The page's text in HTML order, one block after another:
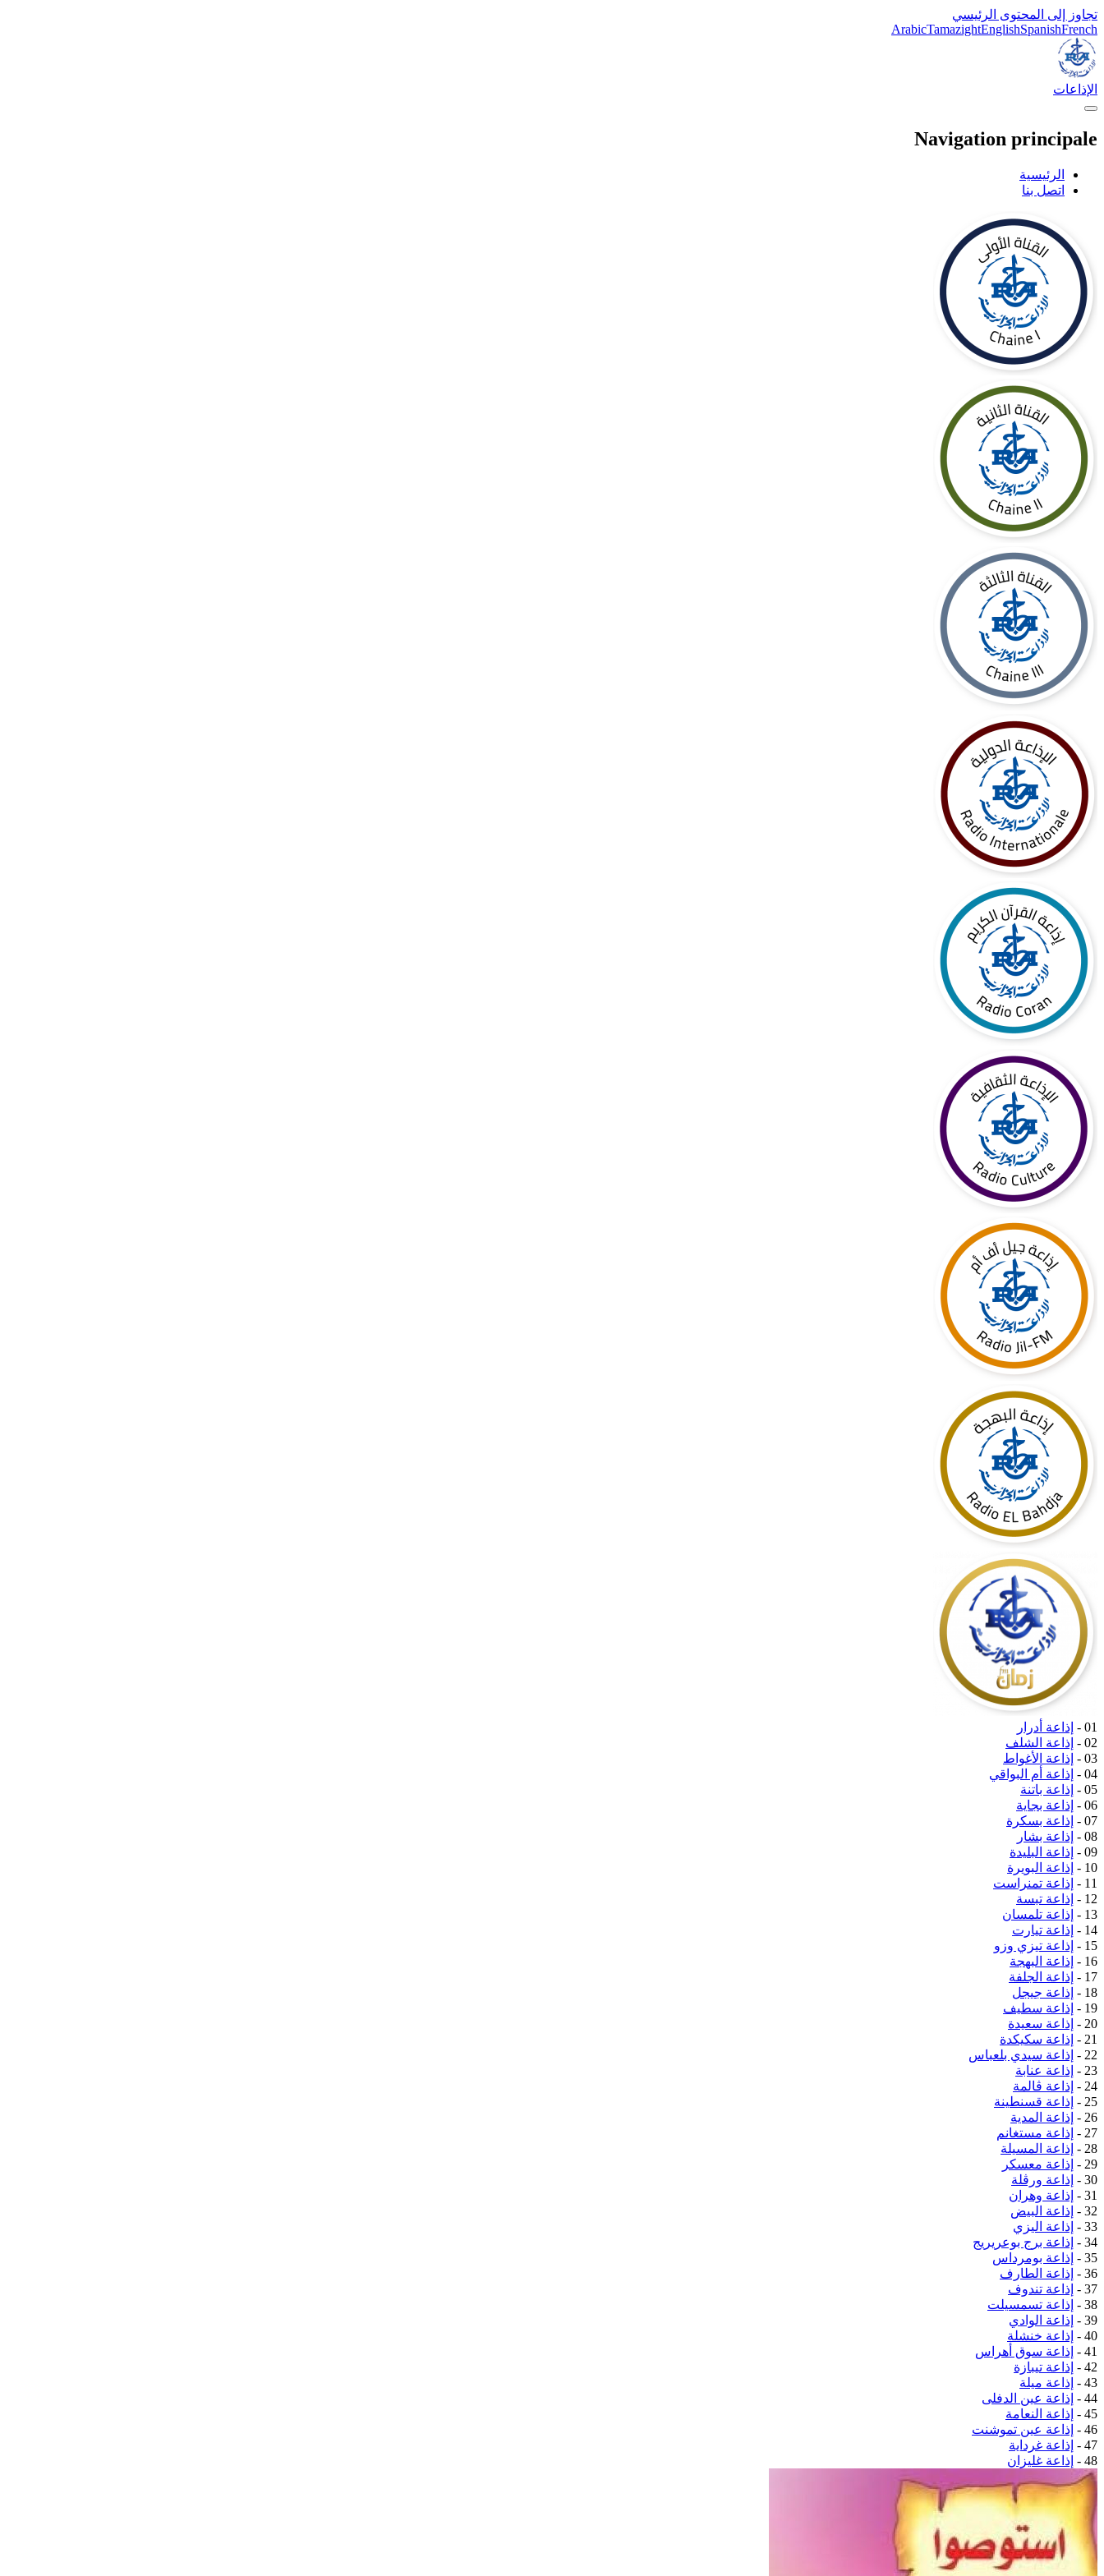
تجاوز إلى المحتوى الرئيسي
ArabicTamazightEnglishSpanishFrench
الإذاعات
Navigation principale
الرئيسية
اتصل بنا
01 -
إذاعة أدرار
02 -
إذاعة الشلف
03 -
إذاعة الأغواط
04 -
إذاعة أم البواقي
05 -
إذاعة باتنة
06 -
إذاعة بجاية
07 -
إذاعة بسكرة
08 -
إذاعة بشار
09 -
إذاعة البليدة
10 -
إذاعة البويرة
11 -
إذاعة تمنراست
12 -
إذاعة تبسة
13 -
إذاعة تلمسان
14 -
إذاعة تيارت
15 -
إذاعة تيزي وزو
16 -
إذاعة البهجة
17 -
إذاعة الجلفة
18 -
إذاعة جيجل
19 -
إذاعة سطيف
20 -
إذاعة سعيدة
21 -
إذاعة سكيكدة
22 -
إذاعة سيدي بلعباس
23 -
إذاعة عنابة
24 -
إذاعة ڤالمة
25 -
إذاعة قسنطينة
26 -
إذاعة المدية
27 -
إذاعة مستغانم
28 -
إذاعة المسيلة
29 -
إذاعة معسكر
30 -
إذاعة ورڤلة
31 -
إذاعة وهران
32 -
إذاعة البيض
33 -
إذاعة اليزي
34 -
إذاعة برج بوعريريج
35 -
إذاعة بومرداس
36 -
إذاعة الطارف
37 -
إذاعة تندوف
38 -
إذاعة تسمسيلت
39 -
إذاعة الوادي
40 -
إذاعة خنشلة
41 -
إذاعة سوق أهراس
42 -
إذاعة تيبازة
43 -
إذاعة ميلة
44 -
إذاعة عين الدفلى
45 -
إذاعة النعامة
46 -
إذاعة عين تموشنت
47 -
إذاعة غرداية
48 -
إذاعة غليزان